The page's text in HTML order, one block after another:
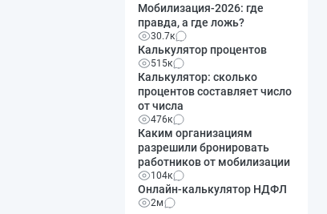
Мобилизация-2026: где
правда, а где ложь?
30.7к
Калькулятор процентов
515к
Калькулятор: сколько
процентов составляет число
от числа
476к
Каким организациям
разрешили бронировать
работников от мобилизации
104к
Онлайн-калькулятор НДФЛ
2м